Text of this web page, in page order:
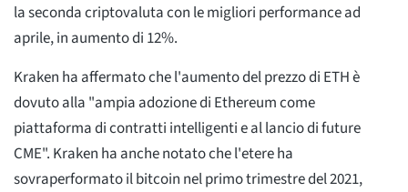
la seconda criptovaluta con le migliori performance ad
aprile, in aumento di 12%.
Kraken ha affermato che l'aumento del prezzo di ETH è
dovuto alla "ampia adozione di Ethereum come
piattaforma di contratti intelligenti e al lancio di future
CME". Kraken ha anche notato che l'etere ha
sovraperformato il bitcoin nel primo trimestre del 2021,